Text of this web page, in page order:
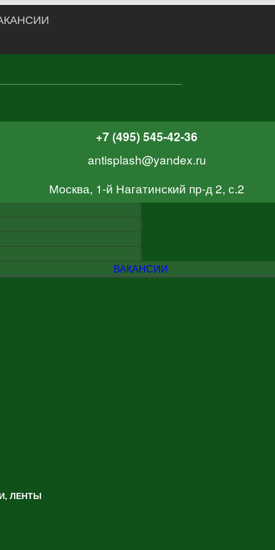
+7 (495) 545-42-36
antisplash@yandex.ru
Москва, 1-й Нагатинский пр-д 2, с.2
ВАКАНСИИ
ЛЕНТЫ